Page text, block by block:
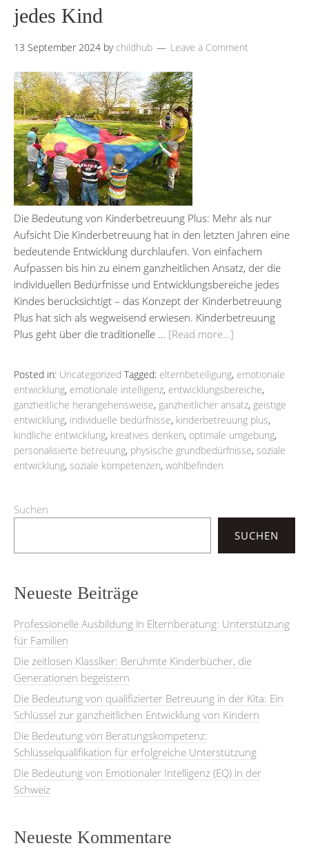
jedes Kind
13 September 2024 by childhub Leave a Comment
Die Bedeutung von Kinderbetreuung Plus: Mehr als nur
Aufsicht Die Kinderbetreuung hat in den letzten Jahren eine
bedeutende Entwicklung durchlaufen. Von einfachem
Aufpassen bis hin zu einem ganzheitlichen Ansatz, der die
individuellen Bedürfnisse und Entwicklungsbereiche jedes
Kindes berücksichtigt – das Konzept der Kinderbetreuung
Plus hat sich als wegweisend erwiesen. Kinderbetreuung
Plus geht über die traditionelle … [Read more…]
Posted in: Uncategorized Tagged: elternbeteiligung, emotionale
entwicklung, emotionale intelligenz, entwicklungsbereiche,
ganzheitliche herangehensweise, ganzheitlicher ansatz, geistige
entwicklung, individuelle bedürfnisse, kinderbetreuung plus,
kindliche entwicklung, kreatives denken, optimale umgebung,
personalisierte betreuung, physische grundbedürfnisse, soziale
entwicklung, soziale kompetenzen, wohlbefinden
Suchen
SUCHEN
Neueste Beiträge
Professionelle Ausbildung in Elternberatung: Unterstützung
für Familien
Die zeitlosen Klassiker: Berühmte Kinderbücher, die
Generationen begeistern
Die Bedeutung von qualifizierter Betreuung in der Kita: Ein
Schlüssel zur ganzheitlichen Entwicklung von Kindern
Die Bedeutung von Beratungskompetenz:
Schlüsselqualifikation für erfolgreiche Unterstützung
Die Bedeutung von Emotionaler Intelligenz (EQ) in der
Schweiz
Neueste Kommentare